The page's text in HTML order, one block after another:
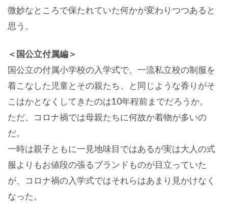
微妙なところで保たれていた何かが変わりつつあると
思う。
＜国公立付属編＞
国公立の付属小学校の入学式で、一流私立校の制服を
着こなした児童とその親たち、と同じような香りがそ
こはかとなくしてきたのは10年程前までだろうか。
ただ、コロナ禍では母親たちに何故か着物が多いの
だ。
一時は親子ともに一見地味目ではあるが実は大人の式
服よりもお値段の張るブランドものが目立っていた
が、コロナ禍の入学式ではそれらはあまり見かけなく
なった。